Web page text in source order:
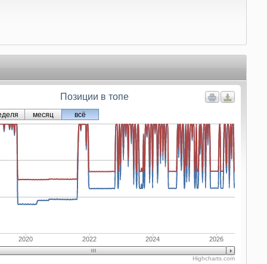
Позиции в топе
2020 2022 2024 2026
Highcharts.com
месяц всё